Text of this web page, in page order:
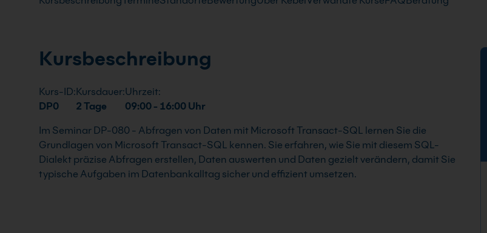
Kursbeschreibung
Kurs-ID:
DP0
Kursdauer:
2 Tage
Uhrzeit:
09:00 - 16:00 Uhr
Im Seminar DP-080 - Abfragen von Daten mit Microsoft Transact-SQL lernen Sie die
Grundlagen von Microsoft Transact-SQL kennen. Sie erfahren, wie Sie mit diesem SQL-
Dialekt präzise Abfragen erstellen, Daten auswerten und Daten gezielt verändern, damit Sie
typische Aufgaben im Datenbankalltag sicher und effizient umsetzen.